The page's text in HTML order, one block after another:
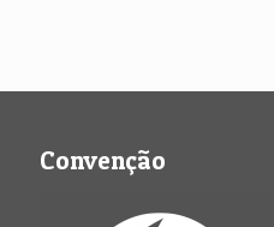
Convenção